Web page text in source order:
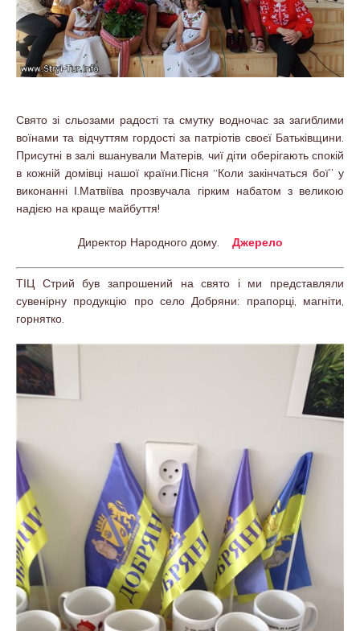
Свято зі сльозами радості та смутку водночас за загиблими
воїнами та відчуттям гордості за патріотів своєї Батьківщини.
Присутні в залі вшанували Матерів, чиї діти оберігають спокій
в кожній домівці нашої країни.Пісня “Коли закінчаться бої” у
виконанні І.Матвіїва прозвучала гірким набатом з великою
надією на краще майбуття!
Директор Народного дому. Джерело
ТІЦ Стрий був запрошений на свято і ми представляли
сувенірну продукцію про село Добряни: прапорці, магніти,
горнятко.